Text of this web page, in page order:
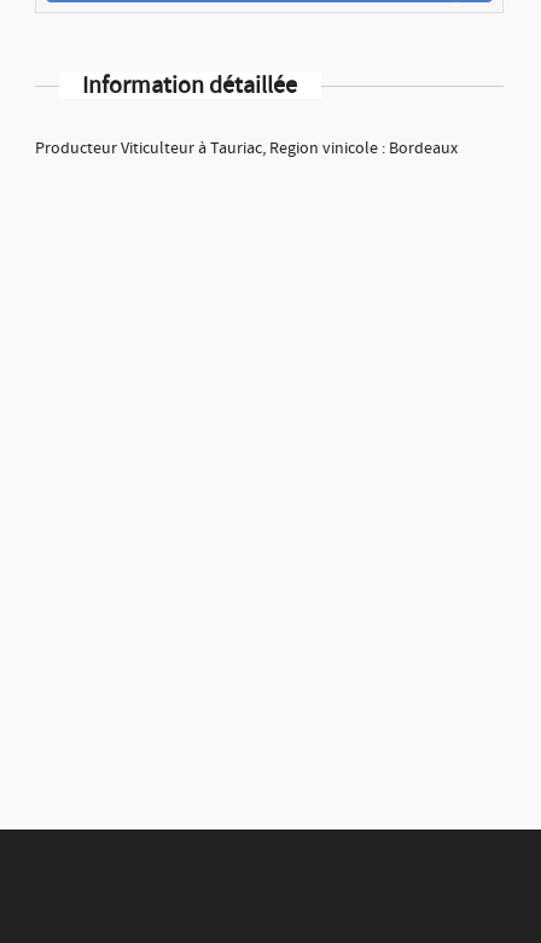
Information détaillée
Producteur Viticulteur à Tauriac, Region vinicole : Bordeaux